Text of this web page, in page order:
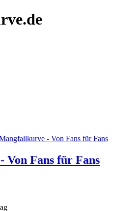
- Von Fans für Fans
Von Fans für Fans